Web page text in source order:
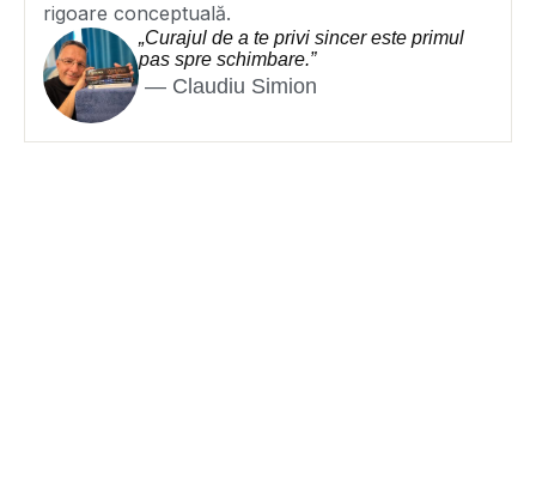
rigoare conceptuală.
„Curajul de a te privi sincer este primul
pas spre schimbare.”
— Claudiu Simion